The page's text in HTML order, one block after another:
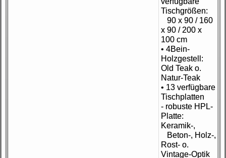
Tischgrößen:
90 x 90 / 160
x 90 / 200 x
100 cm
• 4Bein-
Holzgestell:
Old Teak o.
Natur-Teak
• 13 verfügbare
Tischplatten
- robuste HPL-
Platte:
Keramik-,
Beton-, Holz-,
Rost- o.
Vintage-Optik